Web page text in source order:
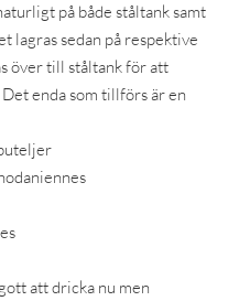
på både ståltank samt
lagras sedan på respektive
över till ståltank för att
enda som tillförs är en
att dricka nu men